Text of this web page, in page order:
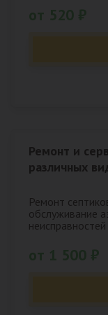
Ремонт и
различных
Ремонт
обслуживание
неисправностей